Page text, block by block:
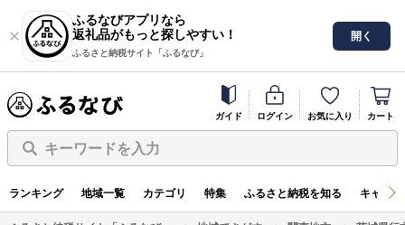
ふるなびアプリなら
返礼品がもっと探しやすい！
ふるさと納税サイト「ふるなび」
開く
ガイド ログイン お気に入り カート
キーワードを入力
ランキング 地域一覧 カテゴリ 特集 ふるさと納税を知る キャン